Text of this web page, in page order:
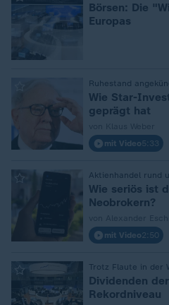
Börsen: Die
Europas
Ruhestand
Wie Star-
geprägt hat
mit Video5:33
Aktienhandel rund
Wie seriös ist
Neobrokern?
mit Video2:50
Trotz Flaute in der
Dividenden
Rekordniveau